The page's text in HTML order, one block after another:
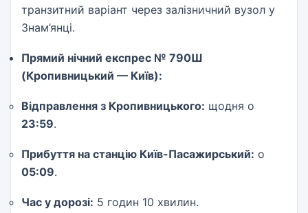
транзитний варіант через залізничний вузол у
Знам’янці.
Прямий нічний експрес № 790Ш
(Кропивницький — Київ):
Відправлення з Кропивницького: щодня о
23:59.
Прибуття на станцію Київ-Пасажирський: о
05:09.
Час у дорозі: 5 годин 10 хвилин.